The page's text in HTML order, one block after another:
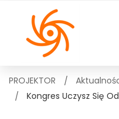
PROJEKTOR
Kongres Uczysz Się